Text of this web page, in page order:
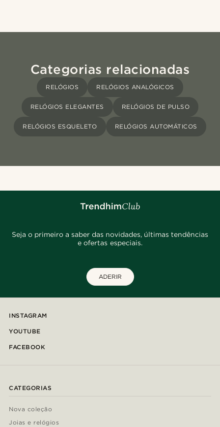
Categorias relacionadas
RELÓGIOS RELÓGIOS ANALÓGICOS
RELÓGIOS ELEGANTES RELÓGIOS DE PULSO
RELÓGIOS ESQUELETO RELÓGIOS AUTOMÁTICOS
Seja o primeiro a saber das novidades, últimas tendências
e ofertas especiais.
ADERIR
INSTAGRAM
YOUTUBE
FACEBOOK
CATEGORIAS
Nova coleção
Joias e relógios